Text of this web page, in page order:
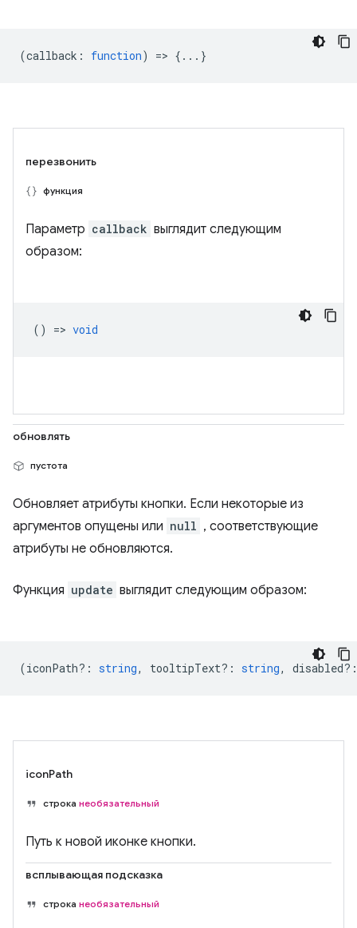
(callback : function) => {...}
перезвонить
функция
Параметр callback выглядит следующим
образом:
() => void
обновлять
пустота
Обновляет атрибуты кнопки. Если некоторые из
аргументов опущены или null , соответствующие
атрибуты не обновляются.
Функция update выглядит следующим образом:
(iconPath? : string, tooltipText? : string, disabled? :
iconPath
строка необязательный
Путь к новой иконке кнопки.
всплывающая подсказка
строка необязательный